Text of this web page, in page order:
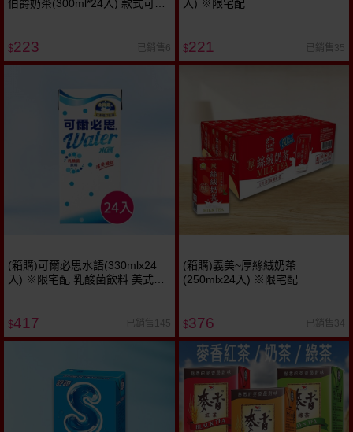
伯爵奶茶(300ml*24入) 款式可選
$223 已銷售6
入) ※限宅配
$221 已銷售35
(箱購)可爾必思水語(330mlx24
入) ※限宅配 乳酸菌飲料 美式賣
$417 已銷售145
(箱購)義美~厚絲絨奶茶
(250mlx24入) ※限宅配
$376 已銷售34